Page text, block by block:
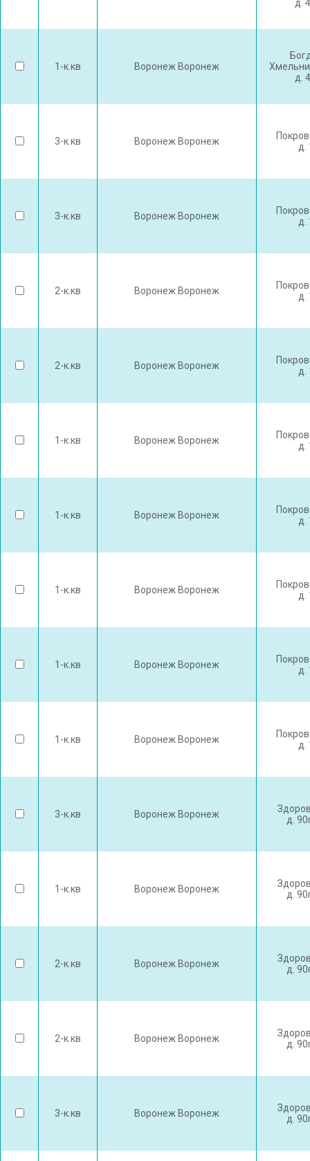
д.
1-к.кв Воронеж Воронеж
д.
3-к.кв Воронеж Воронеж
д.
3-к.кв Воронеж Воронеж
д.
2-к.кв Воронеж Воронеж
д.
2-к.кв Воронеж Воронеж
д.
1-к.кв Воронеж Воронеж
д.
1-к.кв Воронеж Воронеж
д.
1-к.кв Воронеж Воронеж
д.
1-к.кв Воронеж Воронеж
д.
1-к.кв Воронеж Воронеж
д.
3-к.кв Воронеж Воронеж
д.
1-к.кв Воронеж Воронеж
д.
2-к.кв Воронеж Воронеж
д.
2-к.кв Воронеж Воронеж
д.
3-к.кв Воронеж Воронеж
д.